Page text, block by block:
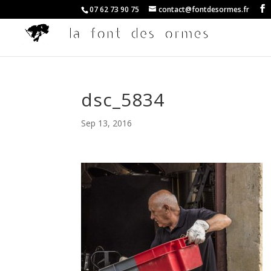
07 62 73 90 75 contact@fontdesormes.fr
dsc_5834
Sep 13, 2016